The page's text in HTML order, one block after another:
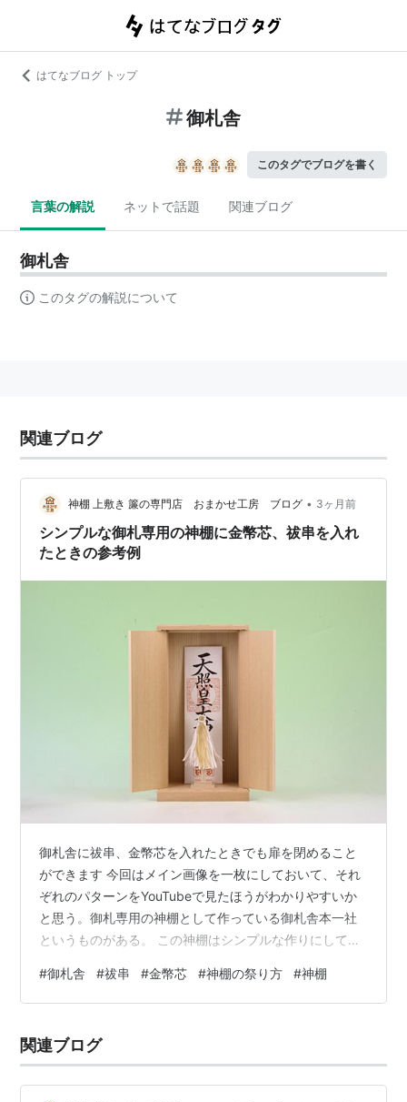
はてなブログ トップ
御札舎
このタグでブログを書く
言葉の解説 ネットで話題 関連ブログ
御札舎
このタグの解説について
関連ブログ
神棚 上敷き 簾の専門店 おまかせ工房 ブログ • 3ヶ月前
シンプルな御札専用の神棚に金幣芯、祓串を入れ
たときの参考例
御札舎に祓串、金幣芯を入れたときでも扉を閉めること
ができます 今回はメイン画像を一枚にしておいて、それ
ぞれのパターンをYouTubeで見たほうがわかりやすいか
と思う。御札専用の神棚として作っている御札舎本一社
というものがある。 この神棚はシンプルな作りにしてい
うなものも入れられるわけね。 そのためこちらの想定と
は違った使い方をしている人も多いようでして、問い合
のが多数ある。 その代表的な「入れられるのか？」なん
だけど、神鏡、金幣芯、祓串などがある。 神鏡はなんと
#御札舎 #祓串 #金幣芯 #神棚の祭り方 #神棚
関連ブログ